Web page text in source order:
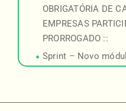
OBRIGATÓRIA DE
EMPRESAS
PRORROGADO ::
Sprint – Novo